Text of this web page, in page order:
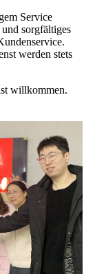
Service
sorgfältiges
werden stets
willkommen.